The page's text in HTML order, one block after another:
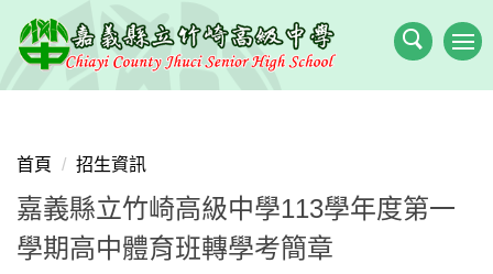
到
主
要
區
首頁 招生資訊
嘉義縣立竹崎高級中學113學年度第一
學期高中體育班轉學考簡章